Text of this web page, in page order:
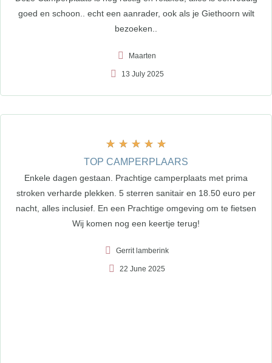
goed en schoon.. echt een aanrader, ook als je Giethoorn wilt
bezoeken..
Maarten
13 July 2025
★ ★ ★ ★ ★
TOP CAMPERPLAARS
Enkele dagen gestaan. Prachtige camperplaats met prima
stroken verharde plekken. 5 sterren sanitair en 18.50 euro per
nacht, alles inclusief. En een Prachtige omgeving om te fietsen
Wij komen nog een keertje terug!
Gerrit lamberink
22 June 2025